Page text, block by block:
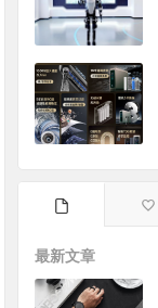
最新文章